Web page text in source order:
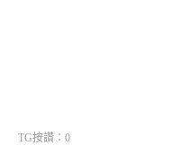
TG按讚：0